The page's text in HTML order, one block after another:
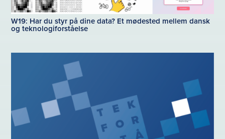
W19: Har du styr på dine data? Et mødested mellem dansk
og teknologiforståelse